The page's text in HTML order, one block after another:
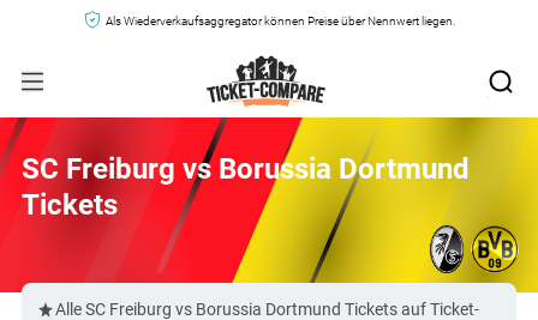
Als Wiederverkaufsaggregator können Preise über Nennwert liegen.
SC Freiburg vs Borussia Dortmund
Tickets
Alle SC Freiburg vs Borussia Dortmund Tickets auf Ticket-